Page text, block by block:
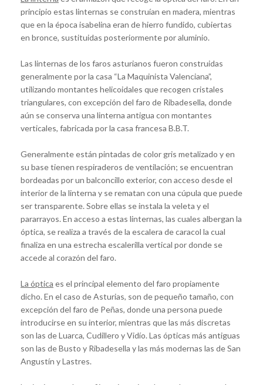
principio estas linternas se construían en madera, mientras
que en la época isabelina eran de hierro fundido, cubiertas
en bronce, sustituidas posteriormente por aluminio.
Las linternas de los faros asturianos fueron construidas
generalmente por la casa “La Maquinista Valenciana”,
utilizando montantes helicoidales que recogen cristales
triangulares, con excepción del faro de Ribadesella, donde
aún se conserva una linterna antigua con montantes
verticales, fabricada por la casa francesa B.B.T.
Generalmente están pintadas de color gris metalizado y en
su base tienen respiraderos de ventilación; se encuentran
bordeadas por un balconcillo exterior, con acceso desde el
interior de la linterna y se rematan con una cúpula que puede
ser transparente. Sobre ellas se instala la veleta y el
pararrayos. En acceso a estas linternas, las cuales albergan la
óptica, se realiza a través de la escalera de caracol la cual
finaliza en una estrecha escalerilla vertical por donde se
accede al corazón del faro.
La óptica es el principal elemento del faro propiamente
dicho. En el caso de Asturias, son de pequeño tamaño, con
excepción del faro de Peñas, donde una persona puede
introducirse en su interior, mientras que las más discretas
son las de Luarca, Cudillero y Vidío. Las ópticas más antiguas
son las de Busto y Ribadesella y las más modernas las de San
Angustín y Lastres.